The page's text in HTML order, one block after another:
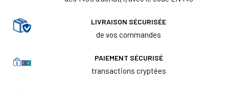
LIVRAISON SÉCURISÉE
de vos commandes
PAIEMENT SÉCURISÉ
transactions cryptées